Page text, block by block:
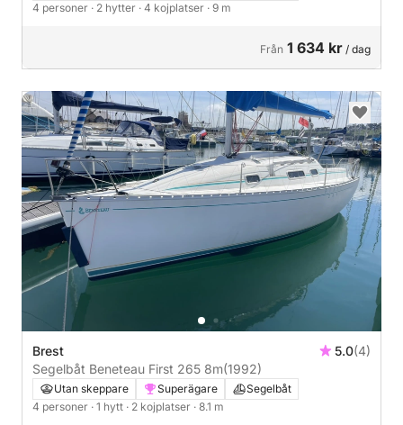
4 personer · 2 hytter · 4 kojplatser · 9 m
Från 1 634 kr / dag
Brest 5.0(4)
Segelbåt Beneteau First 265 8m(1992)
Utan skeppare Superägare
Segelbåt
4 personer · 1 hytt · 2 kojplatser · 8.1 m